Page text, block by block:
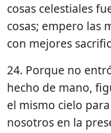
cosas celestiales
cosas; empero las
con mejores
24. Porque no
hecho de mano,
el mismo cielo
nosotros en la